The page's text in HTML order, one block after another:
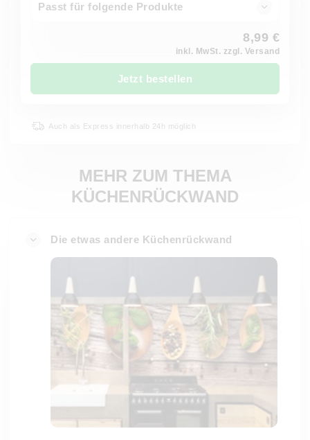
Passt für folgende Produkte
8,99 €
inkl. MwSt. zzgl. Versand
Jetzt bestellen
Auch als Express innerhalb 24h möglich
MEHR ZUM THEMA
KÜCHENRÜCKWAND
Die etwas andere Küchenrückwand